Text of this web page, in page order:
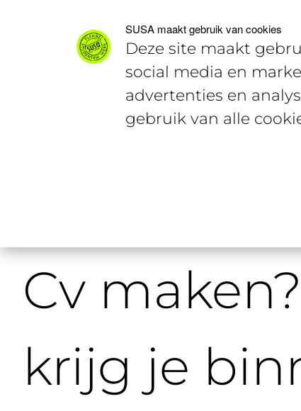
SUSA maakt gebruik van cookies
Deze site maakt
social media en
advertenties en
gebruik van alle
Cv
Cv
krijg je